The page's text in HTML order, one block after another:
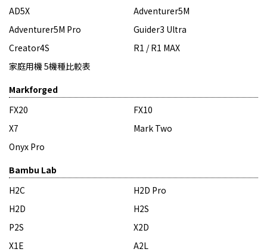
AD5X
Adventurer5M
Adventurer5M Pro
Guider3 Ultra
Creator4S
R1 / R1 MAX
家庭用機 5機種比較表
Markforged
FX20
FX10
X7
Mark Two
Onyx Pro
Bambu Lab
H2C
H2D Pro
H2D
H2S
P2S
X2D
X1E
A2L